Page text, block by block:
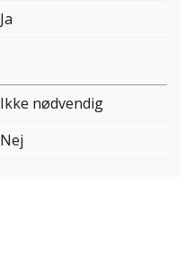
Ja
Ikke nødvendig
Nej